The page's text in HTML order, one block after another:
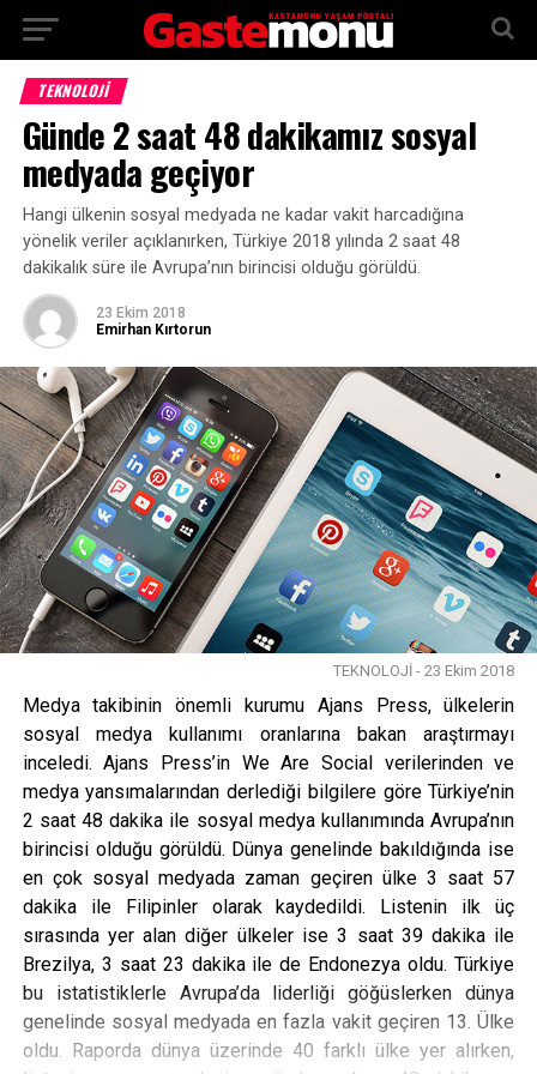
TEKNOLOJİ
Günde 2 saat 48 dakikamız sosyal
medyada geçiyor
Hangi ülkenin sosyal medyada ne kadar vakit harcadığına
yönelik veriler açıklanırken, Türkiye 2018 yılında 2 saat 48
dakikalık süre ile Avrupa’nın birincisi olduğu görüldü.
23 Ekim 2018
Emirhan Kırtorun
TEKNOLOJİ - 23 Ekim 2018
Medya takibinin önemli kurumu Ajans Press, ülkelerin
sosyal medya kullanımı oranlarına bakan araştırmayı
inceledi. Ajans Press’in We Are Social verilerinden ve
medya yansımalarından derlediği bilgilere göre Türkiye’nin
2 saat 48 dakika ile sosyal medya kullanımında Avrupa’nın
birincisi olduğu görüldü. Dünya genelinde bakıldığında ise
en çok sosyal medyada zaman geçiren ülke 3 saat 57
dakika ile Filipinler olarak kaydedildi. Listenin ilk üç
sırasında yer alan diğer ülkeler ise 3 saat 39 dakika ile
Brezilya, 3 saat 23 dakika ile de Endonezya oldu. Türkiye
bu istatistiklerle Avrupa’da liderliği göğüslerken dünya
genelinde sosyal medyada en fazla vakit geçiren 13. Ülke
oldu. Raporda dünya üzerinde 40 farklı ülke yer alırken,